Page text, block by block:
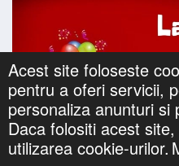
Acest site foloseste
pentru a oferi servicii,
personaliza anunturi si
Daca folositi acest
utilizarea cookie-urilor.